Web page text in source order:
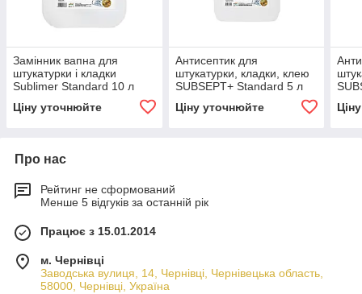
Замінник вапна для
штукатурки і кладки
Sublimer Standard 10 л
Ціну уточнюйте
Антисептик для
штукатурки, кладки, клею
SUBSEPT+ Standard 5 л
Ціну уточнюйте
Про нас
Рейтинг не сформований
Менше 5 відгуків за останній рік
Працює з 15.01.2014
м. Чернівці
Заводська вулиця, 14, Чернівці, Чернівецька область,
58000, Чернівці, Україна